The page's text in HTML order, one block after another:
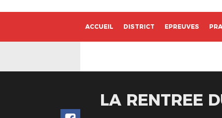
ACCUEIL DISTRICT EPREUVES
LA RENTREE